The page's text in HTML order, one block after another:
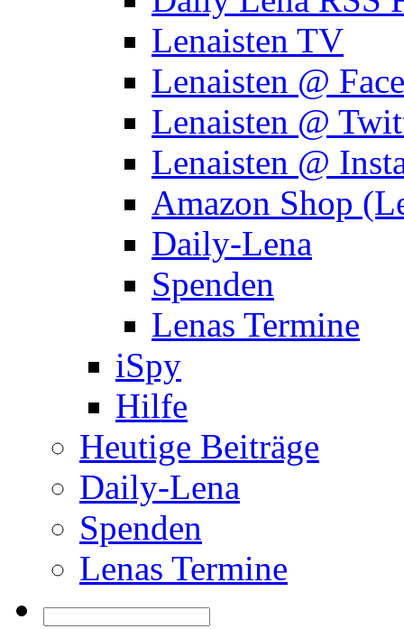
Lenaisten TV
Lenaisten @
Lenaisten @
Lenaisten @
Amazon Shop
Daily-Lena
Spenden
Lenas Termine
iSpy
Hilfe
Heutige Beiträge
Daily-Lena
Spenden
Lenas Termine